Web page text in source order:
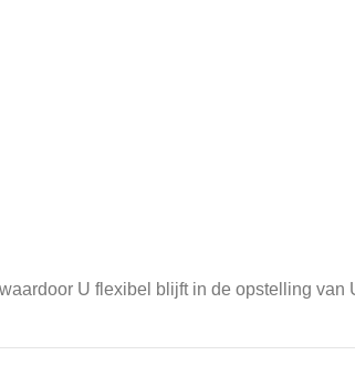
U flexibel blijft in de opstelling van